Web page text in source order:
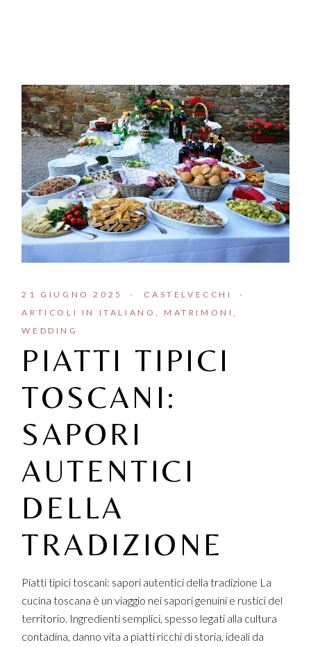
21 GIUGNO 2025
CASTELVECCHI
ARTICOLI IN ITALIANO
MATRIMONI
WEDDING
PIATTI TIPICI
TOSCANI:
SAPORI
AUTENTICI
DELLA
TRADIZIONE
Piatti tipici toscani: sapori autentici della tradizione La
cucina toscana è un viaggio nei sapori genuini e rustici del
territorio. Ingredienti semplici, spesso legati alla cultura
contadina, danno vita a piatti ricchi di storia, ideali da